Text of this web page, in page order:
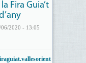
Fira Guia’t
06/2020 - 13:05